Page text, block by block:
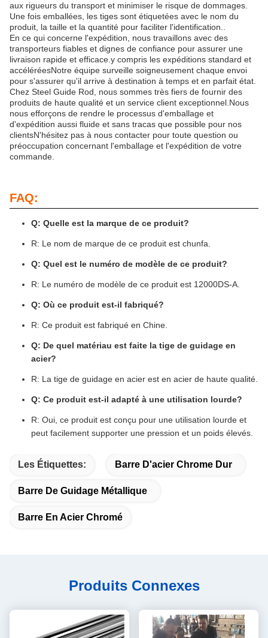
aux rigueurs du transport et minimiser le risque de dommages.
Une fois emballées, les tiges sont étiquetées avec le nom du
produit, la taille et la quantité pour faciliter l'identification..
En ce qui concerne l'expédition, nous travaillons avec des
transporteurs fiables et dignes de confiance pour assurer une
livraison rapide et efficace.y compris les expéditions standard et
accéléréesNotre équipe surveille soigneusement chaque envoi
pour s'assurer qu'il arrive à destination à temps et en parfait état.
Chez Steel Guide Rod, nous sommes très fiers de fournir des
produits de haute qualité et un service client exceptionnel.Nous
nous efforçons de rendre le processus d'emballage et
d'expédition aussi fluide et sans tracas que possible pour nos
clientsN'hésitez pas à nous contacter pour toute question ou
préoccupation concernant l'emballage et l'expédition de votre
commande.
FAQ:
Q: Quelle est la marque de ce produit?
R: Le nom de marque de ce produit est chunfa.
Q: Quel est le numéro de modèle de ce produit?
R: Le numéro de modèle de ce produit est 12000DS-A.
Q: Où ce produit est-il fabriqué?
R: Ce produit est fabriqué en Chine.
Q: De quel matériau est faite la tige de guidage en
acier?
R: La tige de guidage en acier est en acier de haute qualité.
Q: Ce produit est-il adapté à une utilisation lourde?
R: Oui, ce produit est conçu pour une utilisation lourde et
peut facilement supporter une pression et un poids élevés.
Les Étiquettes: Barre D'acier Chrome Dur
Barre De Guidage Métallique
Barre En Acier Chromé
Produits Connexes